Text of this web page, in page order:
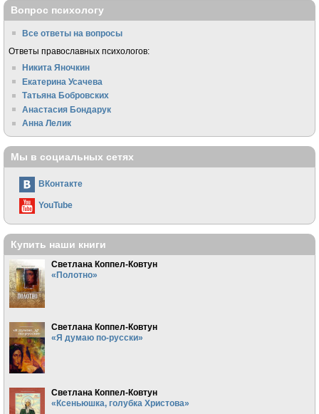
Вопрос психологу
Все ответы на вопросы
Ответы православных психологов:
Никита Яночкин
Екатерина Усачева
Татьяна Бобровских
Анастасия Бондарук
Анна Лелик
Мы в социальных сетях
ВКонтакте
YouTube
Купить наши книги
Светлана Коппел-Ковтун
«Полотно»
Светлана Коппел-Ковтун
«Я думаю по-русски»
Светлана Коппел-Ковтун
«Ксеньюшка, голубка Христова»